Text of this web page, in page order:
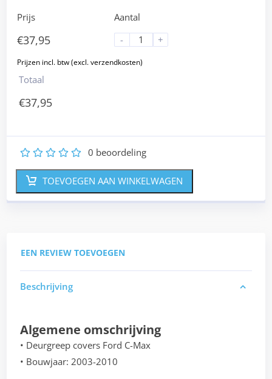
Prijs
€37,95
Aantal
-
+
Totaal
€37,95
5
4
3
2 0 beoordeling
TOEVOEGEN AAN WINKELWAGEN
EEN REVIEW TOEVOEGEN
Beschrijving
Algemene omschrijving
• Deurgreep covers Ford C-Max
• Bouwjaar: 2003-2010